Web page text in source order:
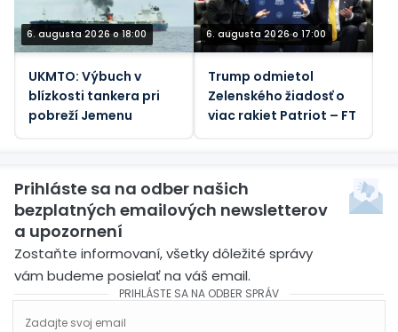
6. augusta 2026 o 18:00
UKMTO: Výbuch v
blízkosti tankera pri
pobreží Jemenu
6. augusta 2026 o 17:00
Trump odmietol
Zelenského žiadosť o
viac rakiet Patriot – FT
Prihláste sa na odber našich
bezplatných emailových newsletterov
a upozornení
Zostaňte informovaní, všetky dôležité správy
vám budeme posielať na váš email.
PRIHLÁSTE SA NA ODBER SPRÁV